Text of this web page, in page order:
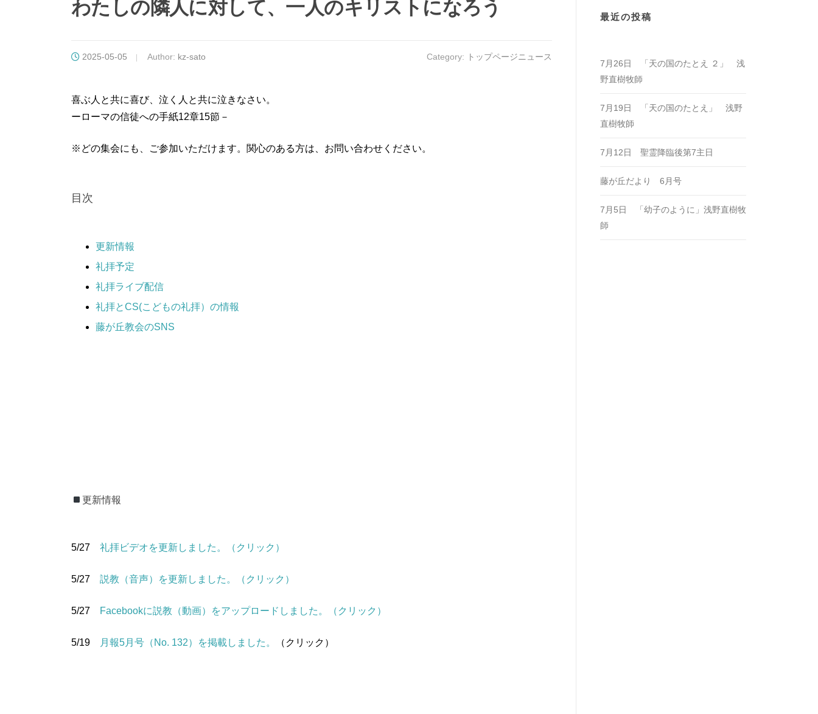
わたしの隣人に対して、一人のキリストになろう
2025-05-05 Author: kz-sato Category: トップページニュース
喜ぶ人と共に喜び、泣く人と共に泣きなさい。
ーローマの信徒への手紙12章15節－
※どの集会にも、ご参加いただけます。関心のある方は、お問い合わせください。
目次
更新情報
礼拝予定
礼拝ライブ配信
礼拝とCS(こどもの礼拝）の情報
藤が丘教会のSNS
更新情報
5/27 礼拝ビデオを更新しました。（クリック）
5/27 説教（音声）を更新しました。（クリック）
5/27 Facebookに説教（動画）をアップロードしました。（クリック）
5/19 月報5月号（No. 132）を掲載しました。 （クリック）
最近の投稿
7月26日 「天の国のたとえ ２」 浅
野直樹牧師
7月19日 「天の国のたとえ」 浅野
直樹牧師
7月12日 聖霊降臨後第7主日
藤が丘だより 6月号
7月5日 「幼子のように」浅野直樹牧
師